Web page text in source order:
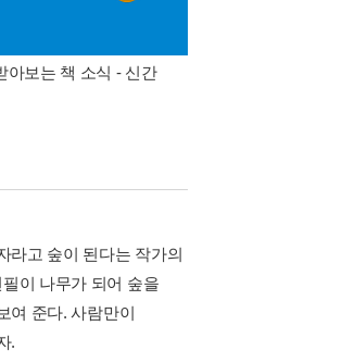
아보는 책 소식 - 신간
라고 숲이 된다는 작가의
이 나무가 되어 숲을
여 준다. 사람만이
.